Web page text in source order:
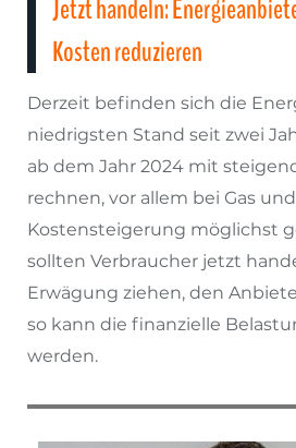
Jetzt handeln:
Kosten reduzieren
Derzeit befinden sich die
niedrigsten Stand seit zwei
ab dem Jahr 2024 mit
rechnen, vor allem bei Gas
Kostensteigerung möglichst
sollten Verbraucher jetzt
Erwägung ziehen, den
so kann die finanzielle
werden.